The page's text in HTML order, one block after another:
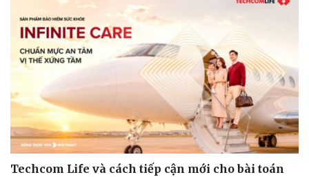
Techcom Life và cách tiếp cận mới cho bài toán